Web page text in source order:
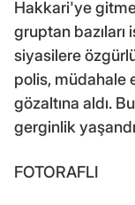
Hakkari'ye
gruptan bazıları
siyasilere
polis, müdahale
gözaltına aldı.
gerginlik
FOTORAFLI